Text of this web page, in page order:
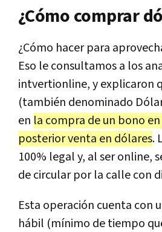
¿Cómo comprar
¿Cómo hacer para
Eso le consultamos a los
intvertionline, y explicaron
(también denominado
en la compra de un bono en
posterior venta en dólares.
100% legal y, al ser online,
de circular por la calle con
Esta operación cuenta con
hábil (mínimo de tiempo